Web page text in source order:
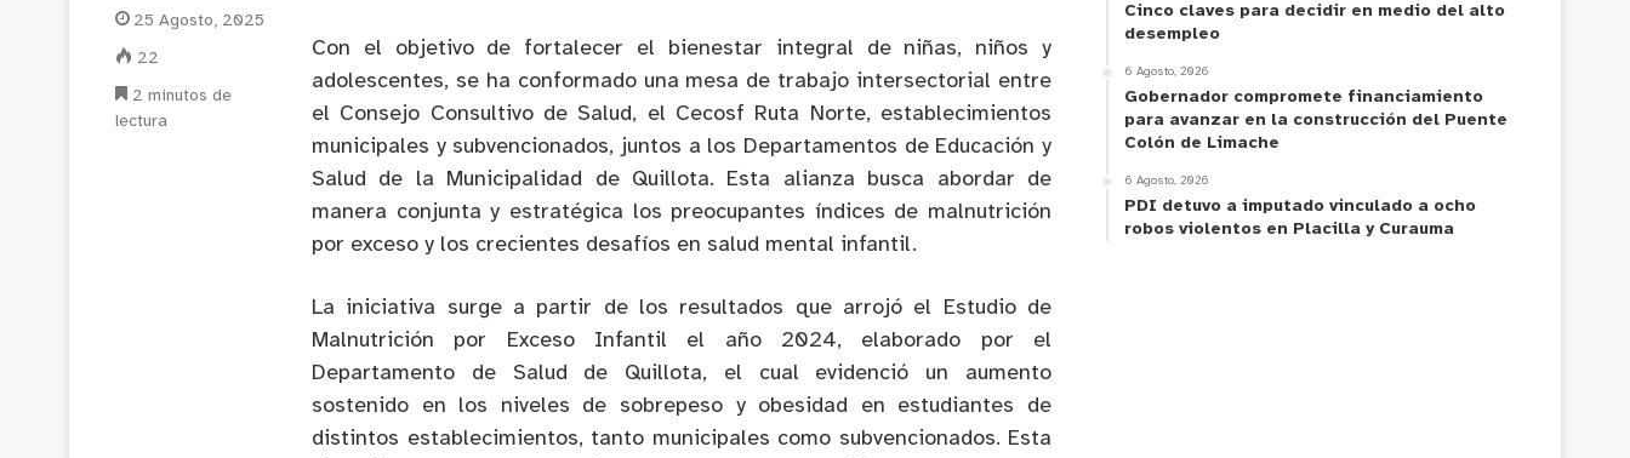
Con el objetivo de fortalecer el bienestar integral de niñas, niños y
adolescentes, se ha conformado una mesa de trabajo intersectorial entre
el Consejo Consultivo de Salud, el Cecosf Ruta Norte, establecimientos
municipales y subvencionados, juntos a los Departamentos de Educación y
Salud de la Municipalidad de Quillota. Esta alianza busca abordar de
manera conjunta y estratégica los preocupantes índices de malnutrición
por exceso y los crecientes desafíos en salud mental infantil.
La iniciativa surge a partir de los resultados que arrojó el Estudio de
Malnutrición por Exceso Infantil el año 2024, elaborado por el
Departamento de Salud de Quillota, el cual evidenció un aumento
sostenido en los niveles de sobrepeso y obesidad en estudiantes de
distintos establecimientos, tanto municipales como subvencionados. Esta
25 Agosto, 2025
22
2 minutos de
lectura
Cinco claves para decidir en medio del alto
desempleo
6 Agosto, 2026
Gobernador compromete financiamiento
para avanzar en la construcción del Puente
Colón de Limache
6 Agosto, 2026
PDI detuvo a imputado vinculado a ocho
robos violentos en Placilla y Curauma